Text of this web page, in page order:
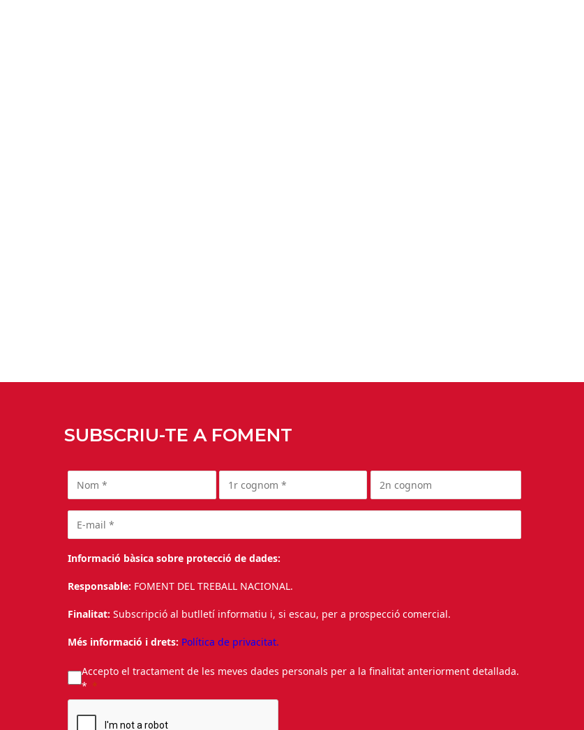
SUBSCRIU-TE A FOMENT
Informació bàsica sobre protecció de dades:
Responsable: FOMENT DEL TREBALL NACIONAL.
Finalitat: Subscripció al butlletí informatiu i, si escau, per a prospecció comercial.
Més informació i drets: Política de privacitat.
Accepto el tractament de les meves dades personals per a la finalitat anteriorment detallada.
*